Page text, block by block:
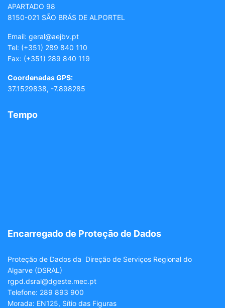
APARTADO 98
8150-021 SÃO BRÁS DE ALPORTEL
Email: geral@aejbv.pt
Tel: (+351) 289 840 110
Fax: (+351) 289 840 119
Coordenadas GPS:
37.1529838, -7.898285
Tempo
Encarregado de Proteção de Dados
Proteção de Dados da Direção de Serviços Regional do
Algarve (DSRAL)
rgpd.dsral@dgeste.mec.pt
Telefone: 289 893 900
Morada: EN125, Sítio das Figuras